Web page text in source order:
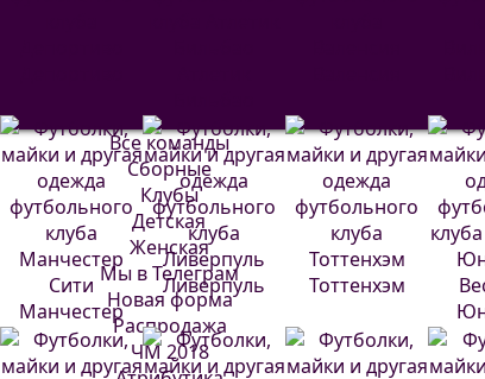
Манчестер
Сити
Ливерпуль Тоттенхэм
Все команды
Сборные
Клубы
Детская
Женская
Мы в Телеграм
Новая форма
Распродажа
ЧМ 2018